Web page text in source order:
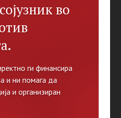
во
ги финансира
и ни помага да
и организиран